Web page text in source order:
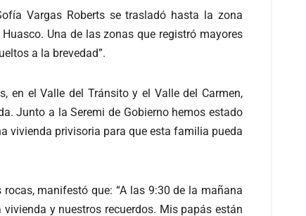
Vargas Roberts se trasladó hasta la zona
Una de las zonas que registró mayores
a la brevedad”.
en el Valle del Tránsito y el Valle del Carmen,
Junto a la Seremi de Gobierno hemos estado
vivienda privisoria para que esta familia pueda
manifestó que: “A las 9:30 de la mañana
y nuestros recuerdos. Mis papás están